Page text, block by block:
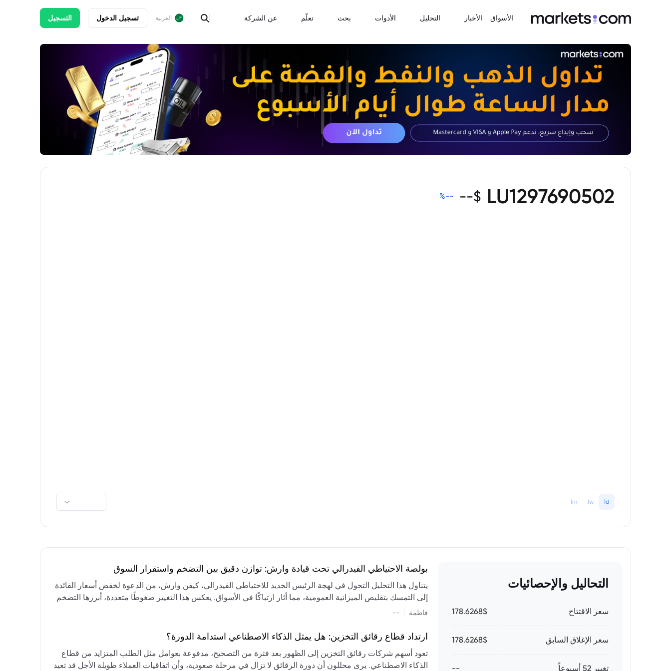
الأسواق الأخبار التحليل الأدوات بحث تعلّم عن الشركة العربية تسجيل الدخول التسجيل
LU1297690502
$
--
--
%
1d
1w
1m
التحاليل والإحصائيات
سعر الاقتتاح 178.6268$
سعر الإغلاق السابق 178.6268$
تغيير 52 أسبوعاً --
بولصة الاحتياطي الفيدرالي تحت قيادة وارش: توازن دقيق بين التضخم واستقرار السوق
يتناول هذا التحليل التحول في لهجة الرئيس الجديد للاحتياطي الفيدرالي، كيفن وارش، من الدعوة لخفض أسعار الفائدة
إلى التمسك بتقليص الميزانية العمومية، مما أثار ارتباكًا في الأسواق. يعكس هذا التغيير ضغوطًا متعددة، أبرزها التضخم
المستمر، والعجز المالي الكبير، والتوترات الجيوسياسية في الشرق الأوسط، التي تقيد خيارات خفض الفائدة أو خفض
وتجنب التدابير الاستفزازية التي قد تزعزع استقرار السوق.
فاطمة --
ارتداد قطاع رقائق التخزين: هل يمثل الذكاء الاصطناعي استدامة الدورة؟
تعود أسهم شركات رقائق التخزين إلى الظهور بعد فترة من التصحيح، مدفوعة بعوامل مثل الطلب المتزايد من قطاع
الذكاء الاصطناعي. يرى محللون أن دورة الرقائق لا تزال في مرحلة صعودية، وأن اتفاقيات العملاء طويلة الأجل قد تعيد